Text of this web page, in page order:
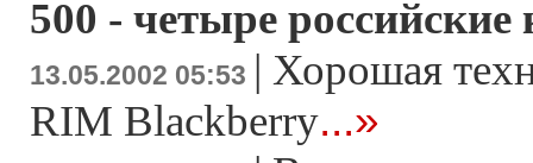
500 - четыре
13.05.2002 05:53 | Хорошая
RIM Blackberry...»